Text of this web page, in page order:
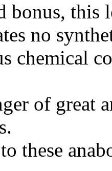
bonus, this
no
chemical
of great
these